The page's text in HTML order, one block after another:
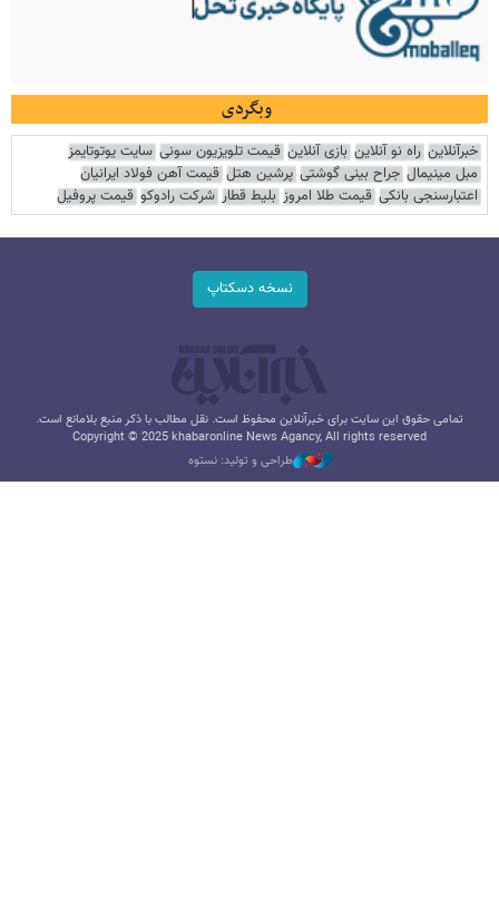
وبگردی
خبرآنلاین راه نو آنلاین بازی آنلاین قیمت تلویزیون سونی سایت یوتوتایمز
مبل مینیمال جراح بینی گوشتی پرشین هتل قیمت آهن فولاد ایرانیان
اعتبارسنجی بانکی قیمت طلا امروز بلیط قطار شرکت رادوکو قیمت پروفیل
نسخه دسکتاپ
تمامی حقوق این سایت برای خبرآنلاین محفوظ است. نقل مطالب با ذکر منبع بلامانع است.
Copyright © 2025 khabaronline News Agancy, All rights reserved
طراحی و تولید: نستوه